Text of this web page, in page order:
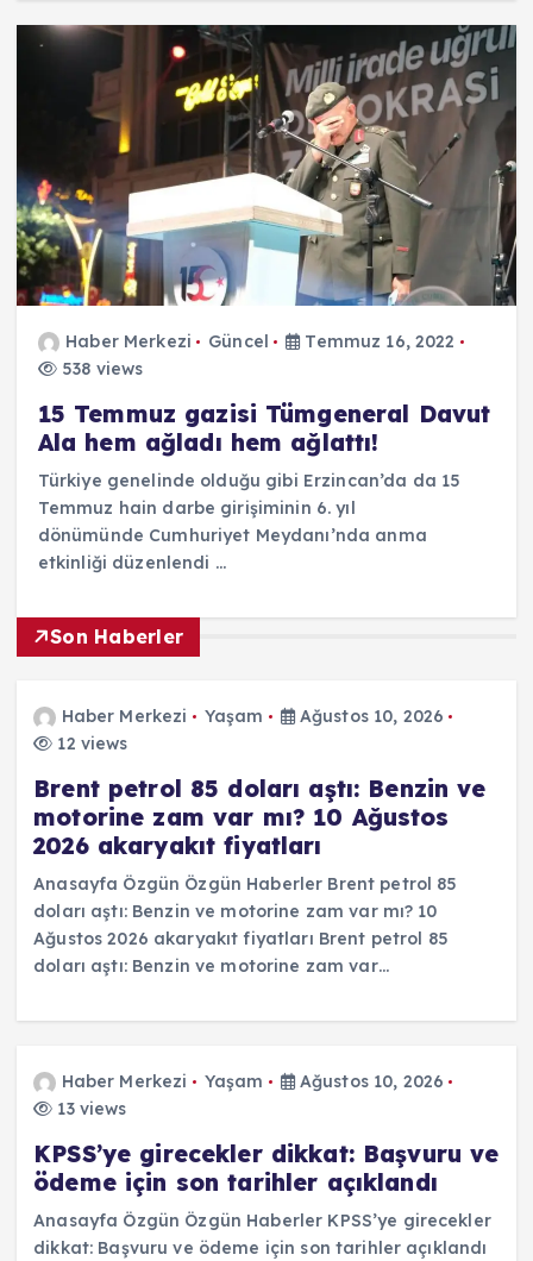
Haber Merkezi Güncel
Temmuz 16, 2022
538 views
15 Temmuz gazisi Tümgeneral Davut
Ala hem ağladı hem ağlattı!
Türkiye genelinde olduğu gibi Erzincan’da da 15
Temmuz hain darbe girişiminin 6. yıl
dönümünde Cumhuriyet Meydanı’nda anma
etkinliği düzenlendi …
Son Haberler
Haber Merkezi Yaşam
Ağustos 10, 2026
12 views
Brent petrol 85 doları aştı: Benzin ve
motorine zam var mı? 10 Ağustos
2026 akaryakıt fiyatları
Anasayfa Özgün Özgün Haberler Brent petrol 85
doları aştı: Benzin ve motorine zam var mı? 10
Ağustos 2026 akaryakıt fiyatları Brent petrol 85
doları aştı: Benzin ve motorine zam var…
Haber Merkezi Yaşam
Ağustos 10, 2026
13 views
KPSS’ye girecekler dikkat: Başvuru ve
ödeme için son tarihler açıklandı
Anasayfa Özgün Özgün Haberler KPSS’ye girecekler
dikkat: Başvuru ve ödeme için son tarihler açıklandı